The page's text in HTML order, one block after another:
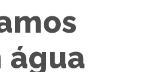
água